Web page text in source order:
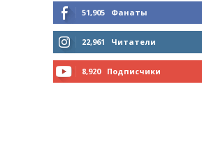
51,905 Фанаты
МНЕ НРАВИТСЯ
22,961 Читатели
8,920 Подписчики